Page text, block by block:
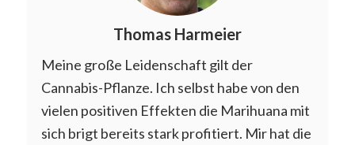
Thomas Harmeier
Meine große Leidenschaft gilt der
Cannabis-Pflanze. Ich selbst habe von den
vielen positiven Effekten die Marihuana mit
sich brigt bereits stark profitiert. Mir hat die